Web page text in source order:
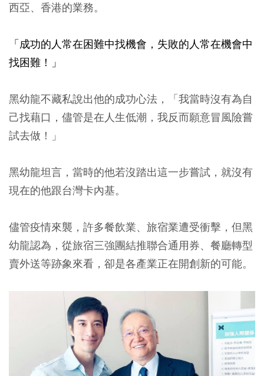
西亞、香港的業務。
「成功的人常在困難中找機會，失敗的人常在機會中
找困難！」
黑幼龍不藏私說出他的成功心法，「我當時沒有為自
己找藉口，儘管是在人生低潮，我反而願意冒風險嘗
試去做！」
黑幼龍坦言，當時的他若沒踏出這一步嘗試，就沒有
現在的他跟台灣卡內基。
儘管疫情來襲，許多餐飲業、旅宿業遭受衝擊，但黑
幼龍認為，從旅宿三強團結推聯合通用券、餐廳轉型
賣外送等跡象來看，卻是各產業正在開創新的可能。